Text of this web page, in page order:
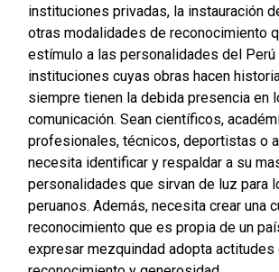
instituciones privadas, la instauración
otras modalidades de reconocimiento
estímulo a las personalidades del Perú
instituciones cuyas obras hacen
siempre tienen la debida presencia en
comunicación. Sean científicos,
profesionales, técnicos, deportistas o
necesita identificar y respaldar a su
personalidades que sirvan de luz para
peruanos. Además, necesita crear una
reconocimiento que es propia de un
expresar mezquindad adopta actitudes